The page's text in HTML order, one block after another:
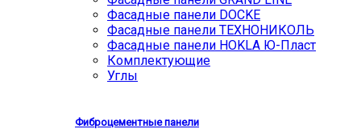
Фасадные панели DOCKE
Фасадные панели ТЕХНОНИКОЛЬ
Фасадные панели HOKLA Ю-Пласт
Комплектующие
Углы
Фиброцементные панели